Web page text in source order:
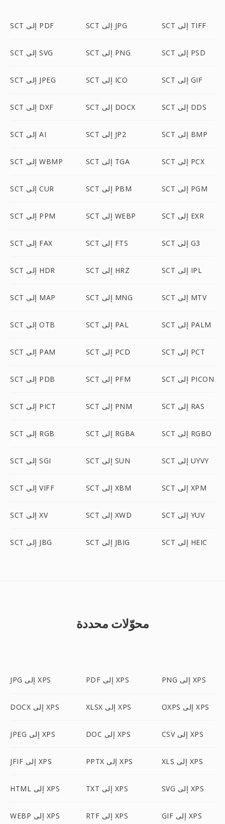
SCT إلى PDF SCT إلى JPG SCT إلى TIFF
SCT إلى SVG SCT إلى PNG SCT إلى PSD
SCT إلى JPEG SCT إلى ICO SCT إلى GIF
SCT إلى DXF SCT إلى DOCX SCT إلى DDS
SCT إلى AI SCT إلى JP2 SCT إلى BMP
SCT إلى WBMP SCT إلى TGA SCT إلى PCX
SCT إلى CUR SCT إلى PBM SCT إلى PGM
SCT إلى PPM SCT إلى WEBP SCT إلى EXR
SCT إلى FAX SCT إلى FTS SCT إلى G3
SCT إلى HDR SCT إلى HRZ SCT إلى IPL
SCT إلى MAP SCT إلى MNG SCT إلى MTV
SCT إلى OTB SCT إلى PAL SCT إلى PALM
SCT إلى PAM SCT إلى PCD SCT إلى PCT
SCT إلى PDB SCT إلى PFM SCT إلى PICON
SCT إلى PICT SCT إلى PNM SCT إلى RAS
SCT إلى RGB SCT إلى RGBA SCT إلى RGBO
SCT إلى SGI SCT إلى SUN SCT إلى UYVY
SCT إلى VIFF SCT إلى XBM SCT إلى XPM
SCT إلى XV SCT إلى XWD SCT إلى YUV
SCT إلى JBG SCT إلى JBIG SCT إلى HEIC
محوّلات محددة
JPG إلى XPS PDF إلى XPS PNG إلى XPS
DOCX إلى XPS XLSX إلى XPS OXPS إلى XPS
JPEG إلى XPS DOC إلى XPS CSV إلى XPS
JFIF إلى XPS PPTX إلى XPS XLS إلى XPS
HTML إلى XPS TXT إلى XPS SVG إلى XPS
WEBP إلى XPS RTF إلى XPS GIF إلى XPS